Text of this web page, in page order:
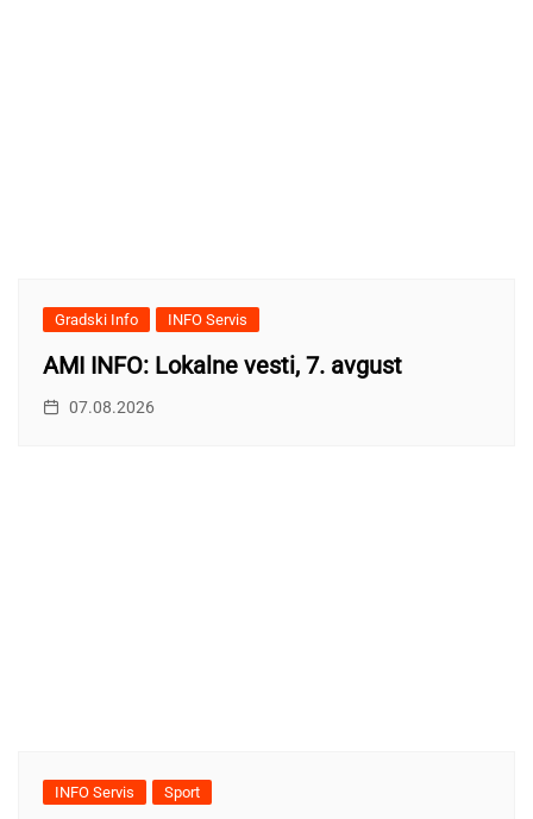
Gradski Info INFO Servis
AMI INFO: Lokalne vesti, 7. avgust
07.08.2026
INFO Servis Sport